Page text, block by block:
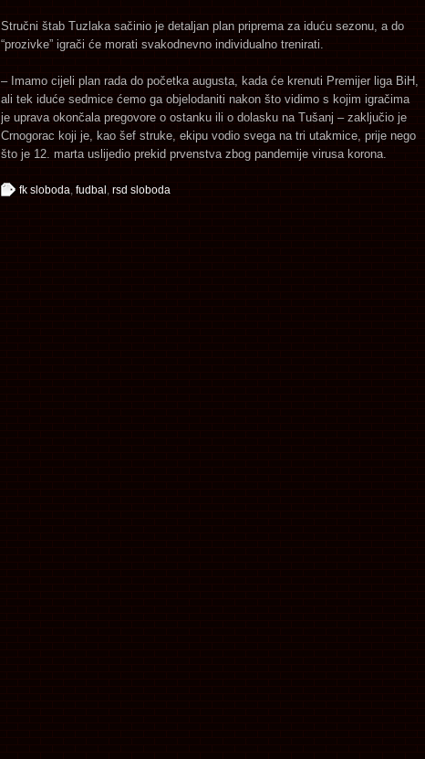
Stručni štab Tuzlaka sačinio je detaljan plan priprema za iduću sezonu, a do
“prozivke” igrači će morati svakodnevno individualno trenirati.
– Imamo cijeli plan rada do početka augusta, kada će krenuti Premijer liga BiH,
ali tek iduće sedmice ćemo ga objelodaniti nakon što vidimo s kojim igračima
je uprava okončala pregovore o ostanku ili o dolasku na Tušanj – zaključio je
Crnogorac koji je, kao šef struke, ekipu vodio svega na tri utakmice, prije nego
što je 12. marta uslijedio prekid prvenstva zbog pandemije virusa korona.
fk sloboda, fudbal , rsd sloboda